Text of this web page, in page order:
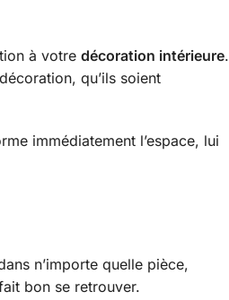
à votre décoration intérieure.
qu’ils soient
immédiatement l’espace, lui
n’importe quelle pièce,
bon se retrouver.